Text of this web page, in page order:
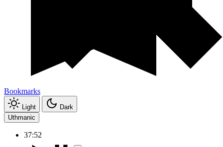
Bookmarks
Light
Dark
Uthmanic
37:52